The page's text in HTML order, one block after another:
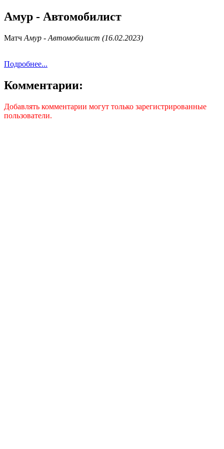
Амур - Автомобилист
Матч Амур - Автомобилист (16.02.2023)
Подробнее...
Комментарии:
Добавлять комментарии могут только зарегистрированные
пользователи.